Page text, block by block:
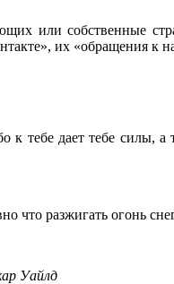
или собственные
их «обращения к
к тебе дает тебе силы,
что разжигать огонь
Уайлд